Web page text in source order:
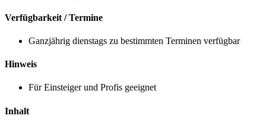
Verfügbarkeit / Termine
Ganzjährig dienstags zu bestimmten Terminen verfügbar
Hinweis
Für Einsteiger und Profis geeignet
Inhalt